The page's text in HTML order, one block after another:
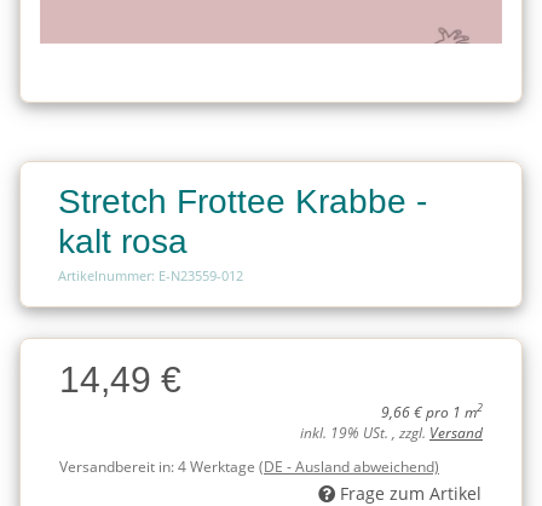
Stretch Frottee Krabbe -
kalt rosa
Artikelnummer: E-N23559-012
Charge
Charge14,49 €
9,66 € pro 1 m2
inkl. 19% USt. , zzgl. Versand
Versandbereit in:4 Werktage (DE - Ausland abweichend)
Frage zum Artikel